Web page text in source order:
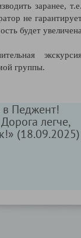
заранее,
не
будет
группы.
в Педжент!
легче,
(18.09.2025)